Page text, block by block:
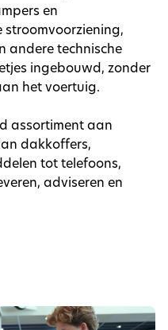
en
andere technische
ingebouwd, zonder
het voertuig.
assortiment aan
dakkoffers,
tot telefoons,
adviseren en